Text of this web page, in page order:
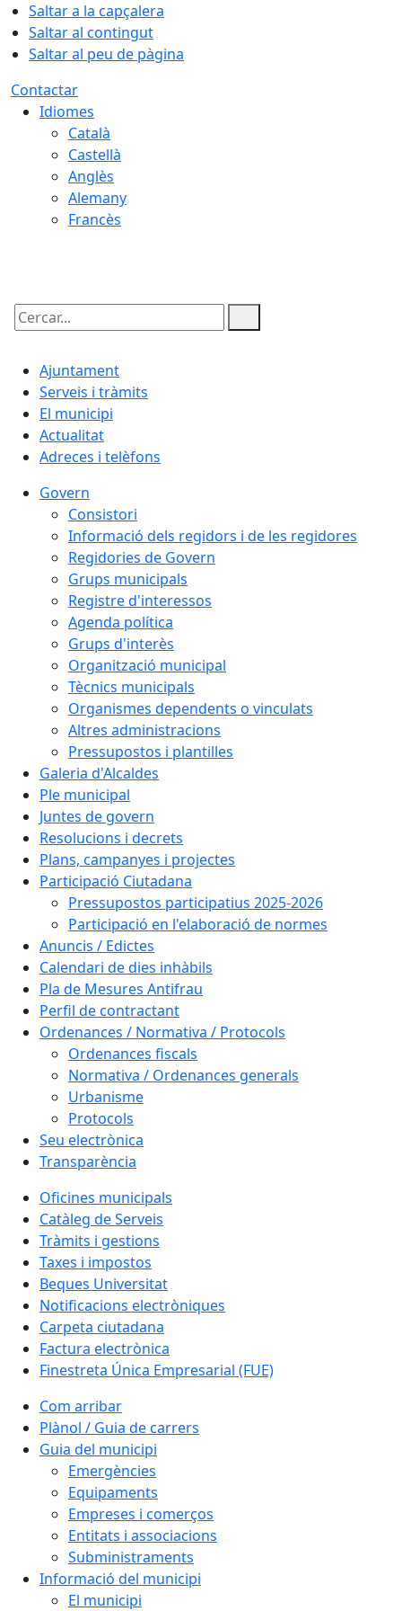
Saltar a la capçalera
Saltar al contingut
Saltar al peu de pàgina
Contactar
Idiomes
Català
Castellà
Anglès
Alemany
Francès
Cercar:
Ajuntament
Serveis i tràmits
El municipi
Actualitat
Adreces i telèfons
Govern
Consistori
Informació dels regidors i de les regidores
Regidories de Govern
Grups municipals
Registre d'interessos
Agenda política
Grups d'interès
Organització municipal
Tècnics municipals
Organismes dependents o vinculats
Altres administracions
Pressupostos i plantilles
Galeria d'Alcaldes
Ple municipal
Juntes de govern
Resolucions i decrets
Plans, campanyes i projectes
Participació Ciutadana
Pressupostos participatius 2025-2026
Participació en l'elaboració de normes
Anuncis / Edictes
Calendari de dies inhàbils
Pla de Mesures Antifrau
Perfil de contractant
Ordenances / Normativa / Protocols
Ordenances fiscals
Normativa / Ordenances generals
Urbanisme
Protocols
Seu electrònica
Transparència
Oficines municipals
Catàleg de Serveis
Tràmits i gestions
Taxes i impostos
Beques Universitat
Notificacions electròniques
Carpeta ciutadana
Factura electrònica
Finestreta Única Empresarial (FUE)
Com arribar
Plànol / Guia de carrers
Guia del municipi
Emergències
Equipaments
Empreses i comerços
Entitats i associacions
Subministraments
Informació del municipi
El municipi